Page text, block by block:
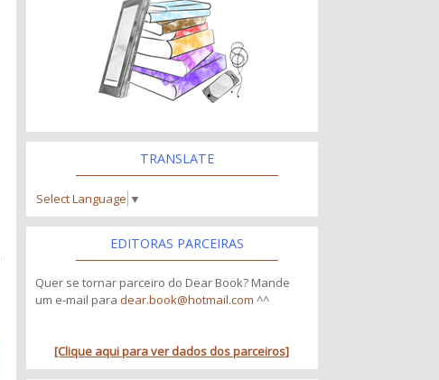
TRANSLATE
Select Language ▼
EDITORAS PARCEIRAS
Quer se tornar parceiro do Dear Book? Mande
um e-mail para dear.book@hotmail.com ^^
[Clique aqui para ver dados dos parceiros]